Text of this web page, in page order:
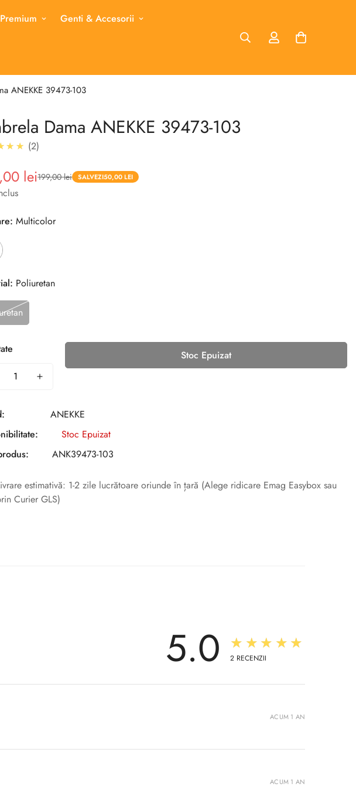
Genti & Accesorii
ANEKKE 39473-103
Dama ANEKKE 39473-103
5.0
2
lei199,00 lei SALVEZI50,00 LEI
Multicolor
Poliuretan
Stoc Epuizat
ANEKKE
Stoc Epuizat
ANK39473-103
estimativă: 1-2 zile lucrătoare oriunde în țară (Alege ridicare Emag Easybox sau
Curier GLS)
5.0 ★★★★★
2 RECENZII
ACUM 1 AN
ACUM 1 AN